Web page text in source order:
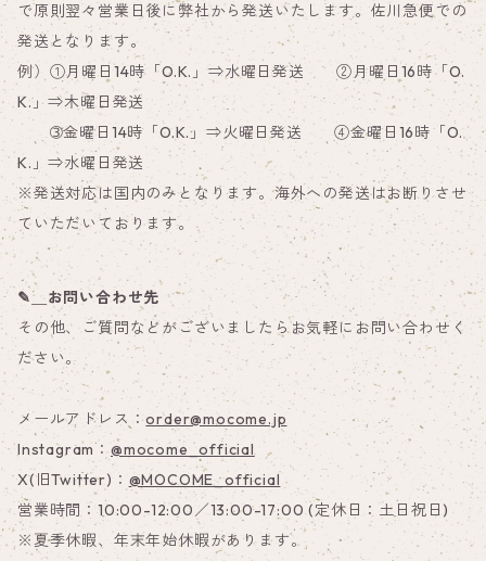
で原則翌々営業日後に弊社から発送いたします。佐川急便での
発送となります。
例）①月曜日14時「O.K.」⇒水曜日発送 ②月曜日16時「O.
K.」⇒木曜日発送
➂金曜日14時「O.K.」⇒火曜日発送 ④金曜日16時「O.
K.」⇒水曜日発送
※発送対応は国内のみとなります。海外への発送はお断りさせ
ていただいております。
✎＿お問い合わせ先
その他、ご質問などがございましたらお気軽にお問い合わせく
ださい。
メールアドレス：order@mocome.jp
Instagram：@mocome_official
X(旧Twitter)： @MOCOME_official
営業時間：10:00-12:00／13:00-17:00 (定休日：土日祝日)
※夏季休暇、年末年始休暇があります。